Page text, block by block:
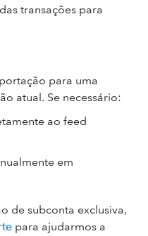
transações para
para uma
atual. Se necessário:
ao feed
em
de subconta exclusiva,
para ajudarmos a